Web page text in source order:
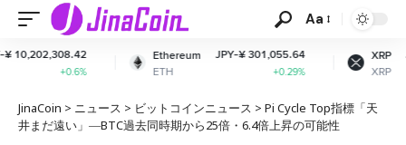
Aa
Ethereum
ETH
JPY-¥ 301,055.64
XRP
XRP
JPY-¥ 160.52
-1.42%
JinaCoin > ニュース > ビットコインニュース > Pi Cycle Top指標「天
井まだ遠い」―BTC過去同時期から25倍・6.4倍上昇の可能性